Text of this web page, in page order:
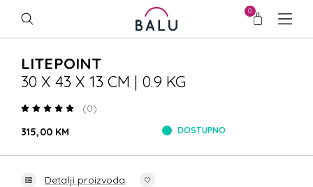
0
LITEPOINT
30 X 43 X 13 CM | 0.9 KG
(0)
315,00 KM
DOSTUPNO
Detalji proizvoda